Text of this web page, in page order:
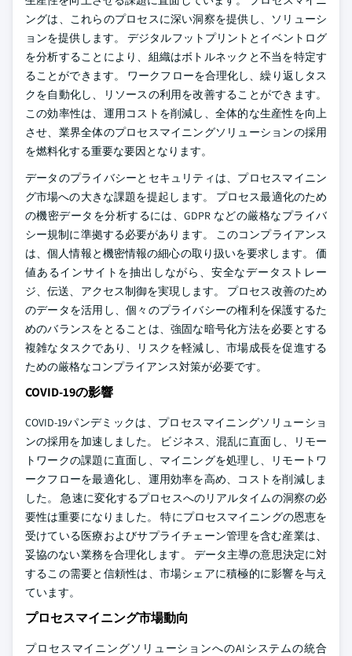
ングは、これらのプロセスに深い洞察を提供し、ソリューシ
ョンを提供します。 デジタルフットプリントとイベントログ
を分析することにより、組織はボトルネックと不当を特定す
ることができます。 ワークフローを合理化し、繰り返しタス
クを自動化し、リソースの利用を改善することができます。
この効率性は、運用コストを削減し、全体的な生産性を向上
させ、業界全体のプロセスマイニングソリューションの採用
を燃料化する重要な要因となります。
データのプライバシーとセキュリティは、プロセスマイニン
グ市場への大きな課題を提起します。 プロセス最適化のため
の機密データを分析するには、GDPR などの厳格なプライバ
シー規制に準拠する必要があります。 このコンプライアンス
は、個人情報と機密情報の細心の取り扱いを要求します。 価
値あるインサイトを抽出しながら、安全なデータストレー
ジ、伝送、アクセス制御を実現します。 プロセス改善のため
のデータを活用し、個々のプライバシーの権利を保護するた
めのバランスをとることは、強固な暗号化方法を必要とする
複雑なタスクであり、リスクを軽減し、市場成長を促進する
ための厳格なコンプライアンス対策が必要です。
COVID-19の影響
COVID-19パンデミックは、プロセスマイニングソリューショ
ンの採用を加速しました。 ビジネス、混乱に直面し、リモー
トワークの課題に直面し、マイニングを処理し、リモートワ
ークフローを最適化し、運用効率を高め、コストを削減しま
した。 急速に変化するプロセスへのリアルタイムの洞察の必
要性は重要になりました。 特にプロセスマイニングの恩恵を
受けている医療およびサプライチェーン管理を含む産業は、
妥協のない業務を合理化します。 データ主導の意思決定に対
するこの需要と信頼性は、市場シェアに積極的に影響を与え
ています。
プロセスマイニング市場動向
プロセスマイニングソリューションへのAIシステムの統合